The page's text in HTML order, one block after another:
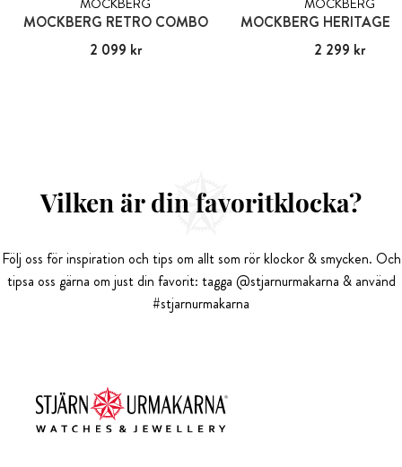
MOCKBERG RETRO COMBO
Pris :2 099 kr
2 099 kr
MOCKBERG HERITAGE
Pris :2 299 kr
2 299 kr
Vilken är din favoritklocka?
Följ oss för inspiration och tips om allt som rör klockor & smycken. Och
tipsa oss gärna om just din favorit: tagga @stjarnurmakarna & använd
#stjarnurmakarna